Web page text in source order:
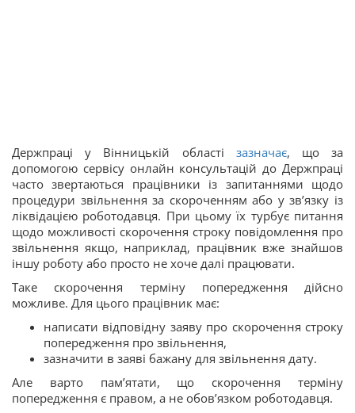
Держпраці у Вінницькій області зазначає, що за
допомогою сервісу онлайн консультацій до Держпраці
часто звертаються працівники із запитаннями щодо
процедури звільнення за скороченням або у зв’язку із
ліквідацією роботодавця. При цьому їх турбує питання
щодо можливості скорочення строку повідомлення про
звільнення якщо, наприклад, працівник вже знайшов
іншу роботу або просто не хоче далі працювати.
Таке скорочення терміну попередження дійсно
можливе. Для цього працівник має:
написати відповідну заяву про скорочення строку
попередження про звільнення,
зазначити в заяві бажану для звільнення дату.
Але варто пам’ятати, що скорочення терміну
попередження є правом, а не обов’язком роботодавця.